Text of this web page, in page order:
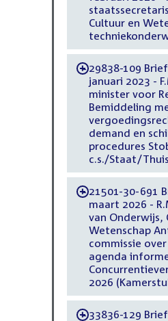
Cultuur en
-29838-109
januari 2023 -
minister voor
Bemiddeling
demand en
procedures
c.s./Staat/
-21501-30-691
maart 2026 -
van Onderwijs,
Wetenschap
commissie
agenda
2026
-33836-129